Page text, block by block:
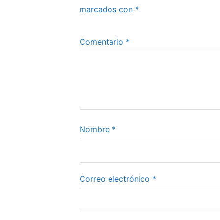
marcados con *
Comentario *
Nombre *
Correo electrónico *